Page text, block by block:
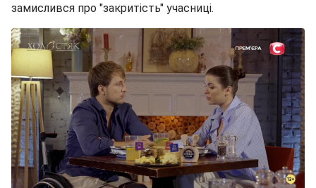
замислився про "закритість" учасниці.